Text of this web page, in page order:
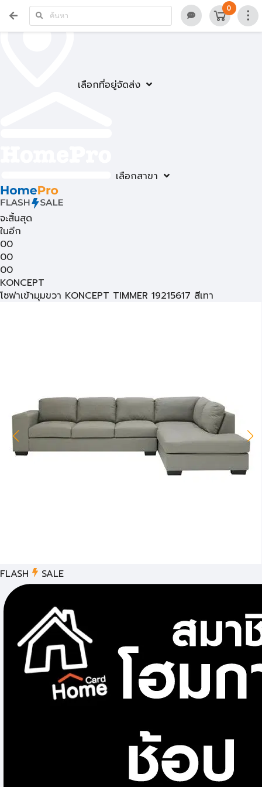
เลือกที่อยู่จัดส่ง
เลือกสาขา
0
จะสิ้นสุด
ในอีก
00
00
00
KONCEPT
โซฟาเข้ามุมขวา KONCEPT TIMMER 19215617 สีเทา
FLASH SALE